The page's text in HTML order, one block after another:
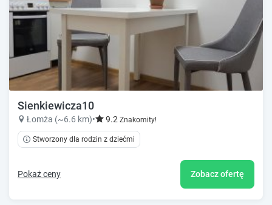
Sienkiewicza10
Łomża (~6.6 km)• 9.2 Znakomity!
Stworzony dla rodzin z dziećmi
Pokaż ceny Zobacz ofertę